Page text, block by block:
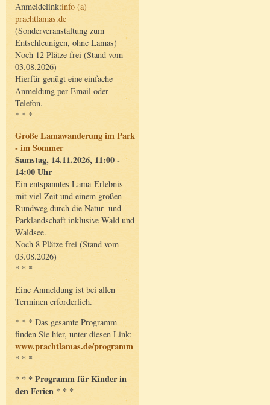
Anmeldelink:info (a)
prachtlamas.de
(Sonderveranstaltung zum
Entschleunigen, ohne Lamas)
Noch 12 Plätze frei (Stand vom
03.08.2026)
Hierfür genügt eine einfache
Anmeldung per Email oder
Telefon.
* * *
Große Lamawanderung im Park
- im Sommer
Samstag, 14.11.2026, 11:00 -
14:00 Uhr
Ein entspanntes Lama-Erlebnis
mit viel Zeit und einem großen
Rundweg durch die Natur- und
Parklandschaft inklusive Wald und
Waldsee.
Noch 8 Plätze frei (Stand vom
03.08.2026)
* * *
Eine Anmeldung ist bei allen
Terminen erforderlich.
* * * Das gesamte Programm
finden Sie hier, unter diesen Link:
www.prachtlamas.de/programm
* * *
* * * Programm für Kinder in
den Ferien * * *